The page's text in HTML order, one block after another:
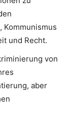
Kommunismus
und Recht.
von
aber